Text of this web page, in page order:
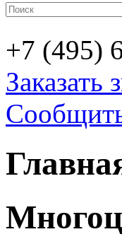
+7 (495)
Заказать